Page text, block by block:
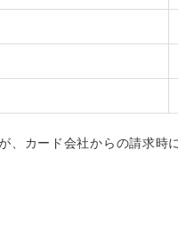
、カード会社からの請求時